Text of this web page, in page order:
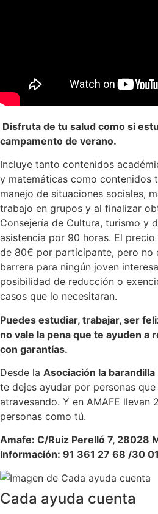
Disfruta de tu salud como si
campamento de verano.
Incluye tanto contenidos
y matemáticas como contenidos
manejo de situaciones sociales,
trabajo en grupos y al finalizar
Consejería de Cultura, turismo y
asistencia por 90 horas. El
de 80€ por participante, pero no
barrera para ningún joven
posibilidad de reducción o
casos que lo necesitaran.
Puedes estudiar, trabajar, ser
no vale la pena que te ayuden a
con garantías.
Desde la Asociación la barandilla
te dejes ayudar por personas
atravesando. Y en AMAFE llevan
personas como tú.
Amafe: C/Ruiz Perelló 7, 28028
Información: 91 361 27 68 /30 01
Cada ayuda cuenta